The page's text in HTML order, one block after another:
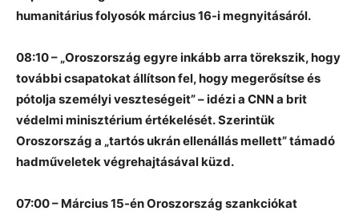
humanitárius folyosók március 16-i megnyitásáról.
08:10 – „Oroszország egyre inkább arra törekszik, hogy
további csapatokat állítson fel, hogy megerősítse és
pótolja személyi veszteségeit” – idézi a CNN a brit
védelmi minisztérium értékelését. Szerintük
Oroszország a „tartós ukrán ellenállás mellett” támadó
hadműveletek végrehajtásával küzd.
07:00 – Március 15-én Oroszország szankciókat